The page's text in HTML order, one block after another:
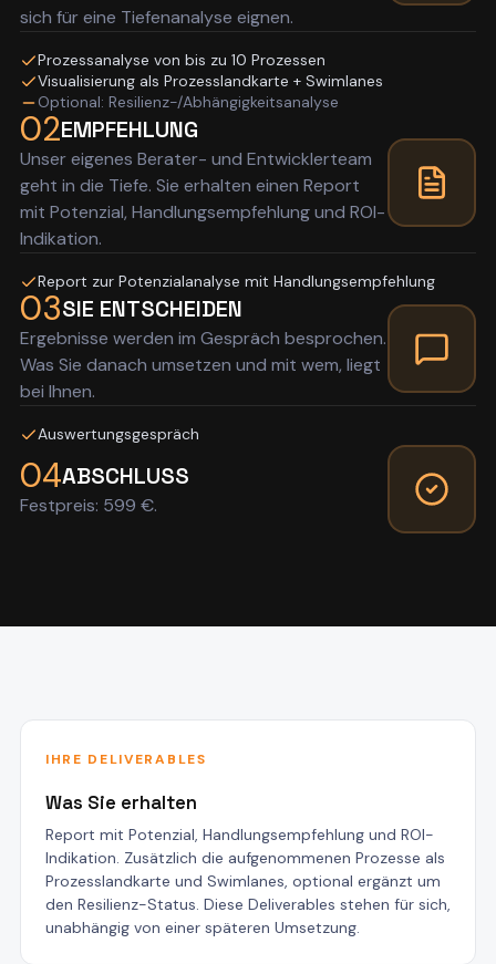
sich für eine Tiefenanalyse eignen.
Prozessanalyse von bis zu 10 Prozessen
Visualisierung als Prozesslandkarte + Swimlanes
Optional: Resilienz-/Abhängigkeitsanalyse
02EMPFEHLUNG
Unser eigenes Berater- und Entwicklerteam
geht in die Tiefe. Sie erhalten einen Report
mit Potenzial, Handlungsempfehlung und ROI-
Indikation.
Report zur Potenzialanalyse mit Handlungsempfehlung
03SIE ENTSCHEIDEN
Ergebnisse werden im Gespräch besprochen.
Was Sie danach umsetzen und mit wem, liegt
bei Ihnen.
Auswertungsgespräch
04ABSCHLUSS
Festpreis: 599 €.
IHRE DELIVERABLES
Was Sie erhalten
Report mit Potenzial, Handlungsempfehlung und ROI-
Indikation. Zusätzlich die aufgenommenen Prozesse als
Prozesslandkarte und Swimlanes, optional ergänzt um
den Resilienz-Status. Diese Deliverables stehen für sich,
unabhängig von einer späteren Umsetzung.